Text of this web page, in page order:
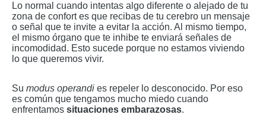
Lo normal cuando intentas algo diferente o alejado de tu
zona de confort es que recibas de tu cerebro un mensaje
o señal que te invite a evitar la acción. Al mismo tiempo,
el mismo órgano que te inhibe te enviará señales de
incomodidad. Esto sucede porque no estamos viviendo
lo que queremos vivir.
Su modus operandi es repeler lo desconocido. Por eso
es común que tengamos mucho miedo cuando
enfrentamos situaciones embarazosas.